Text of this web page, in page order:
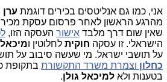
אני, כמו גם אנליטסים בכירים דוגמת ערן
מהרגע הראשון לאחר פרסום עסקת
שאין שום דרך מלבד אישור העסקה הזו,
הישראלי. זו עסקה חוקית לחלוטין ומיכאל
על תושבי ישראל. מי שעשה סיבוב על
כחלון וצמרת משרד התקשורת בתקופת
בטענות ולא למיכאל גולן.